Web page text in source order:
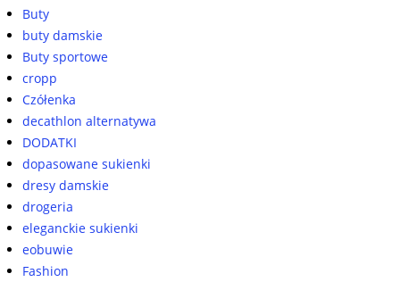
Buty
buty damskie
Buty sportowe
cropp
Czółenka
decathlon alternatywa
DODATKI
dopasowane sukienki
dresy damskie
drogeria
eleganckie sukienki
eobuwie
Fashion